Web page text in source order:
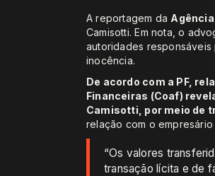
A reportagem da
Camisotti. Em nota, o
autoridades
inocência.
De acordo com a PF,
Financeiras (Coaf)
Camisotti, por meio de
relação com o empresário
“Os valores
transação lícita e de